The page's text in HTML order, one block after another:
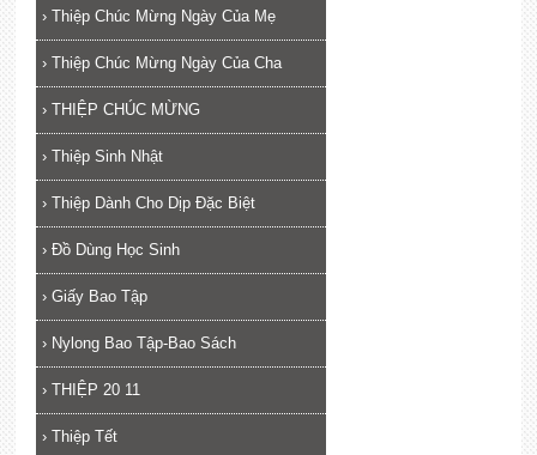
› Thiệp Chúc Mừng Ngày Của Mẹ
› Thiệp Chúc Mừng Ngày Của Cha
› THIỆP CHÚC MỪNG
› Thiệp Sinh Nhật
› Thiệp Dành Cho Dịp Đặc Biệt
› Đồ Dùng Học Sinh
› Giấy Bao Tập
› Nylong Bao Tập-Bao Sách
› THIỆP 20 11
› Thiệp Tết